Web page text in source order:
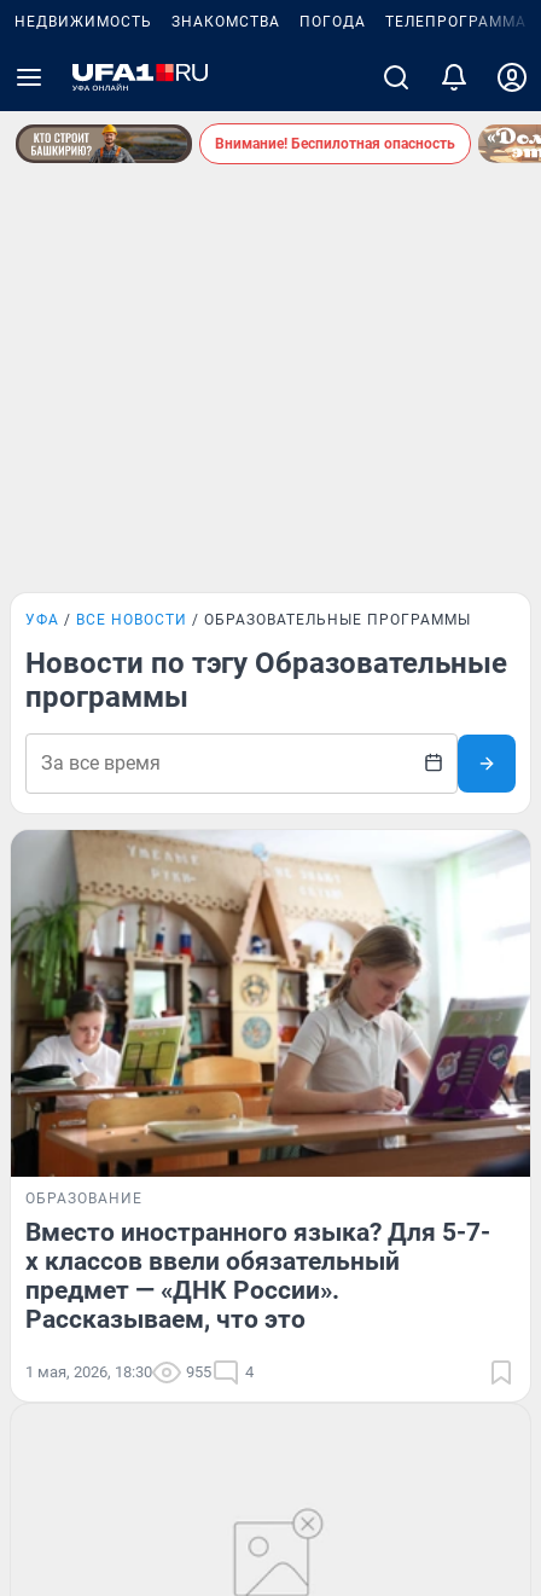
НЕДВИЖИМОСТЬ ЗНАКОМСТВА ПОГОДА ТЕЛЕПРОГРАММА
Внимание! Беспилотная опасность
УФА ВСЕ НОВОСТИ ОБРАЗОВАТЕЛЬНЫЕ ПРОГРАММЫ
Новости по тэгу Образовательные
программы
ОБРАЗОВАНИЕ
Вместо иностранного языка? Для 5-7-
х классов ввели обязательный
предмет — «ДНК России».
Рассказываем, что это
1 мая, 2026, 18:30 955 4